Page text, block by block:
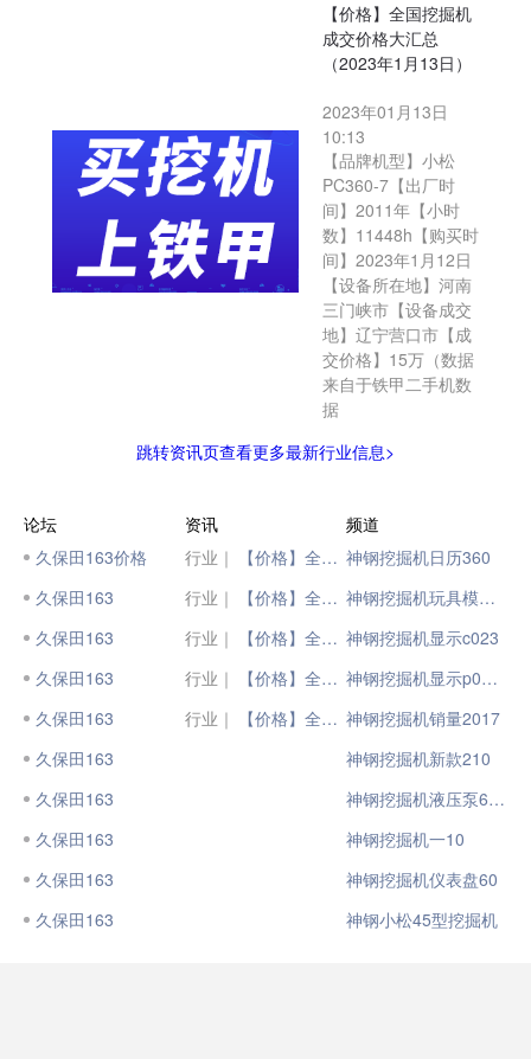
【价格】全国挖掘机
成交价格大汇总
（2023年1月13日）
2023年01月13日
10:13
【品牌机型】小松
PC360-7【出厂时
间】2011年【小时
数】11448h【购买时
间】2023年1月12日
【设备所在地】河南
三门峡市【设备成交
地】辽宁营口市【成
交价格】15万（数据
来自于铁甲二手机数
据
跳转资讯页查看更多最新行业信息>
论坛
久保田163价格
久保田163
久保田163
久保田163
久保田163
久保田163
久保田163
久保田163
久保田163
久保田163
资讯
行业｜
【价格】全国挖掘机成交价格大汇总（2023年4月13日）
行业｜
【价格】全国挖掘机成交价格大汇总（2023年1月13日）
行业｜
【价格】全国挖掘机成交价格大汇总（2023年3月13日）
行业｜
【价格】全国挖掘机成交价格大汇总（2023年2月13日）
行业｜
【价格】全国挖掘机成交价格大汇总（2023年1月13日）
频道
神钢挖掘机日历360
神钢挖掘机玩具模型100
神钢挖掘机显示c023
神钢挖掘机显示p0628
神钢挖掘机销量2017
神钢挖掘机新款210
神钢挖掘机液压泵60?Dc
神钢挖掘机一10
神钢挖掘机仪表盘60
神钢小松45型挖掘机